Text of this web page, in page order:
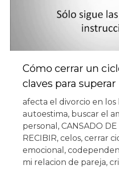
Cómo cerrar un
claves para
afecta el divorcio en los
autoestima, buscar el
personal , CANSADO DE
RECIBIR, celos, cerrar
emocional ,
mi relacion de pareja,